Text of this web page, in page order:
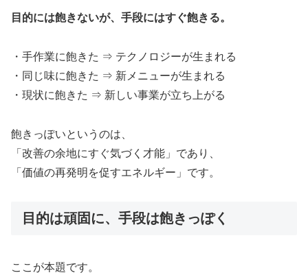
目的には飽きないが、手段にはすぐ飽きる。
・手作業に飽きた ⇒ テクノロジーが生まれる
・同じ味に飽きた ⇒ 新メニューが生まれる
・現状に飽きた ⇒ 新しい事業が立ち上がる
飽きっぽいというのは、
「改善の余地にすぐ気づく才能」であり、
「価値の再発明を促すエネルギー」です。
目的は頑固に、手段は飽きっぽく
ここが本題です。